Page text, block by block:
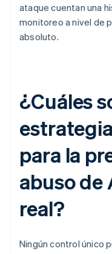
ataque cuentan una
monitoreo a nivel de
absoluto.
¿Cuáles
para la
abuso de
real?
Ningún control único